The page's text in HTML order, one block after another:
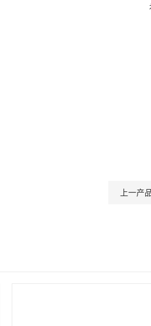
上一产